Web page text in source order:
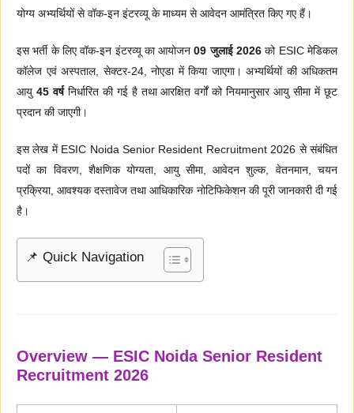
योग्य अभ्यर्थियों से वॉक-इन इंटरव्यू के माध्यम से आवेदन आमंत्रित किए गए हैं।
इस भर्ती के लिए वॉक-इन इंटरव्यू का आयोजन09 जुलाई 2026 को ESIC मेडिकल
कॉलेज एवं अस्पताल, सेक्टर-24, नोएडा में किया जाएगा। अभ्यर्थियों की अधिकतम
आयु 45 वर्ष निर्धारित की गई है तथा आरक्षित वर्गों को नियमानुसार आयु सीमा में छूट
प्रदान की जाएगी।
इस लेख में ESIC Noida Senior Resident Recruitment 2026 से संबंधित
पदों का विवरण, शैक्षणिक योग्यता, आयु सीमा, आवेदन शुल्क, वेतनमान, चयन
प्रक्रिया, आवश्यक दस्तावेज तथा आधिकारिक नोटिफिकेशन की पूरी जानकारी दी गई
है।
📌 Quick Navigation
Overview — ESIC Noida Senior Resident
Recruitment 2026